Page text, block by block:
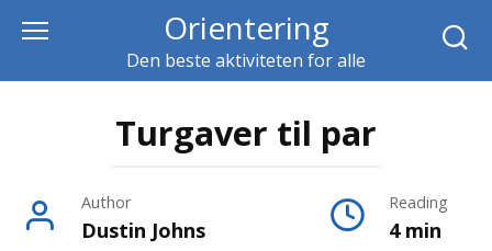
content
Orientering
Den beste aktiviteten for alle
Turgaver til par
Author
Dustin Johns
Reading
4 min